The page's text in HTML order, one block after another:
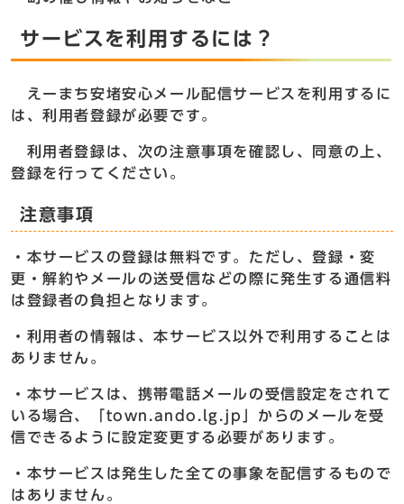
サービスを利用するには？
えーまち安堵安心メール配信サービスを利用するに
は、利用者登録が必要です。
利用者登録は、次の注意事項を確認し、同意の上、
登録を行ってください。
注意事項
・本サービスの登録は無料です。ただし、登録・変
更・解約やメールの送受信などの際に発生する通信料
は登録者の負担となります。
・利用者の情報は、本サービス以外で利用することは
ありません。
・本サービスは、携帯電話メールの受信設定をされて
いる場合、「town.ando.lg.jp」からのメールを受
信できるように設定変更する必要があります。
・本サービスは発生した全ての事象を配信するもので
はありません。